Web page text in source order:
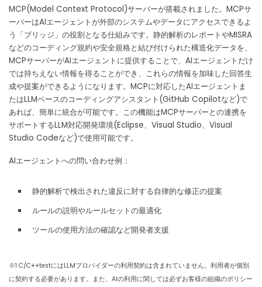
MCP(Model Context Protocol)サーバーが搭載されました。MCPサ
ーバーはAIエージェントが外部のシステムやデータにアクセスできるよ
う「ブリッジ」の役割となる仕組みです。静的解析のレポートやMISRA
などのコーディング規約や安全規格と結び付けられた構造化データを、
MCPサーバーがAIエージェントに提供することで、AIエージェントだけ
では持ちえない情報を得ることができ、これらの情報を加味した回答生
成や提案ができるようになります。MCPに対応したAIエージェントま
たはLLMベースのコーディングアシスタント(GitHub Copilotなど)で
あれば、簡単に統合が可能です。この機能はMCPサーバーとの連携を
サポートするLLM対応開発環境(Eclipse、Visual Studio、Visual
Studio Codeなど)で使用可能です。
AIエージェントへの問い合わせ例：
静的解析で検出された違反に対する自律的な修正の提案
ルールの説明やルールセットの最適化
ツールの使用方法の確認など開発者支援
※1 C/C++testにはLLMプロバイダーの利用契約は含まれていません。利用者が個別
に契約する必要があります。また、AIの利用に関しては必ずお客様の組織のポリシー